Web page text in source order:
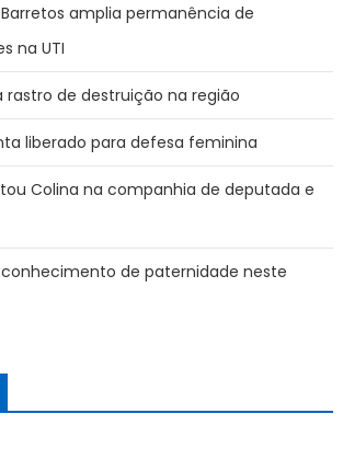
amplia permanência de
na UTI
rastro de destruição na região
liberado para defesa feminina
Colina na companhia de deputada e
de paternidade neste